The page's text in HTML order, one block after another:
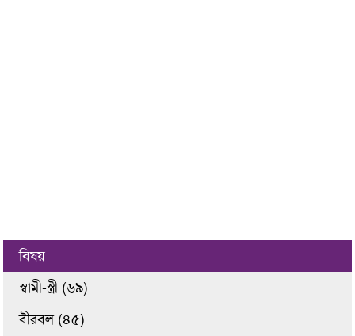
বিষয়
স্বামী-স্ত্রী (৬৯)
বীরবল (৪৫)